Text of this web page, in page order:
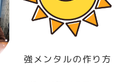
強メンタルの作り方